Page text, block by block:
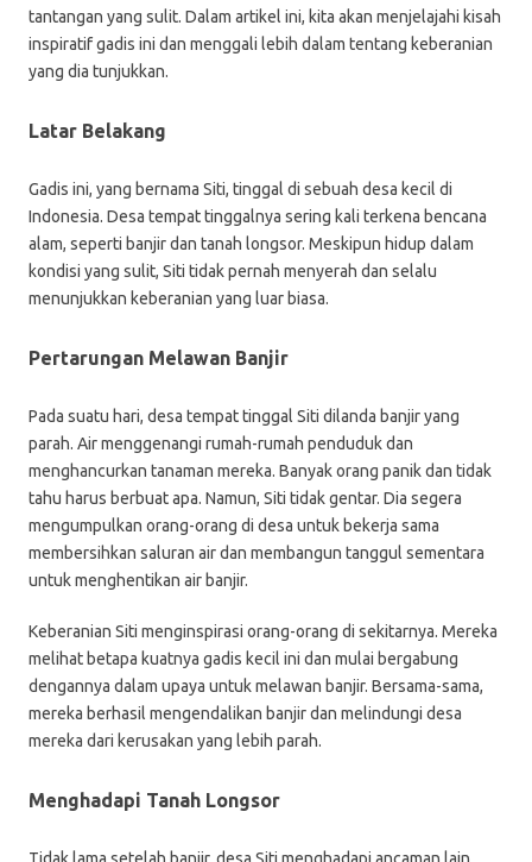
tantangan yang sulit. Dalam artikel ini, kita akan menjelajahi kisah
inspiratif gadis ini dan menggali lebih dalam tentang keberanian
yang dia tunjukkan.
Latar Belakang
Gadis ini, yang bernama Siti, tinggal di sebuah desa kecil di
Indonesia. Desa tempat tinggalnya sering kali terkena bencana
alam, seperti banjir dan tanah longsor. Meskipun hidup dalam
kondisi yang sulit, Siti tidak pernah menyerah dan selalu
menunjukkan keberanian yang luar biasa.
Pertarungan Melawan Banjir
Pada suatu hari, desa tempat tinggal Siti dilanda banjir yang
parah. Air menggenangi rumah-rumah penduduk dan
menghancurkan tanaman mereka. Banyak orang panik dan tidak
tahu harus berbuat apa. Namun, Siti tidak gentar. Dia segera
mengumpulkan orang-orang di desa untuk bekerja sama
membersihkan saluran air dan membangun tanggul sementara
untuk menghentikan air banjir.
Keberanian Siti menginspirasi orang-orang di sekitarnya. Mereka
melihat betapa kuatnya gadis kecil ini dan mulai bergabung
dengannya dalam upaya untuk melawan banjir. Bersama-sama,
mereka berhasil mengendalikan banjir dan melindungi desa
mereka dari kerusakan yang lebih parah.
Menghadapi Tanah Longsor